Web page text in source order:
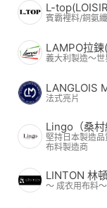
L-
賓霸裡料/銅氨
LAMPO拉鍊
義大利製造～
LANGLOIS
法式亮片
Lingo（桑村
堅持日本製造
布料製造商
LINTON 林
〜 成衣用布料〜